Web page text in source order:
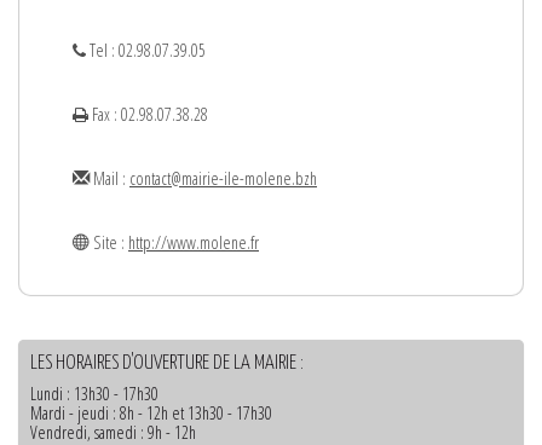
Tel : 02.98.07.39.05
Fax : 02.98.07.38.28
Mail : contact@mairie-ile-molene.bzh
Site : http://www.molene.fr
LES HORAIRES D'OUVERTURE DE LA MAIRIE :
Lundi : 13h30 - 17h30
Mardi - jeudi : 8h - 12h et 13h30 - 17h30
Vendredi, samedi : 9h - 12h